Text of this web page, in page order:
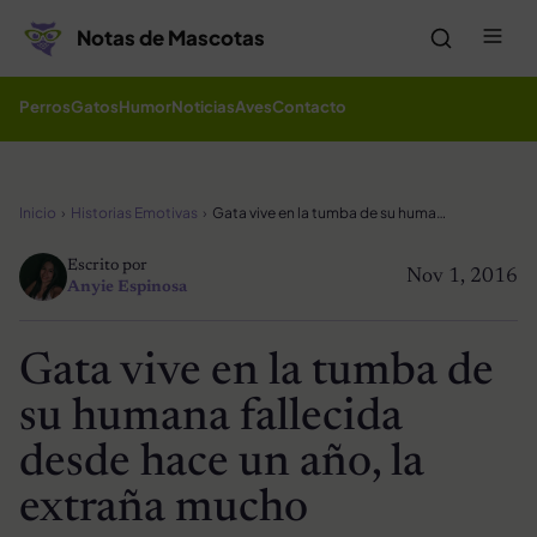
Notas de Mascotas
PerrosGatosHumorNoticiasAvesContacto
Inicio Historias Emotivas Gata vive en la tumba de su humana fallecida desde hace un año, la extraña mucho
Nov 1, 2016
Escrito por
Anyie Espinosa
Gata vive en la tumba de
su humana fallecida
desde hace un año, la
extraña mucho